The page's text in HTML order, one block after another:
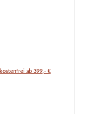
ab 399,- €